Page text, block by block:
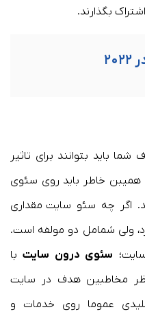
بگذارند.
باید بتوانند برای تاثیر
همیبن خاطر باید روی سئوی
اگر چه سئو سایت مقداری
ولی شمامل دو مولفه است.
سئوی درون سایتبا
نظر مخاطبین هدف در سایت
عموما روی خدمات و